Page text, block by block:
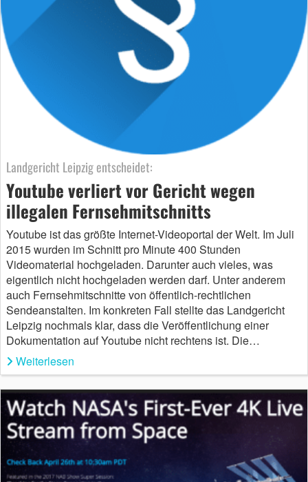
Landgericht Leipzig entscheidet:
Youtube verliert vor Gericht wegen
illegalen Fernsehmitschnitts
Youtube ist das größte Internet-Videoportal der Welt. Im Juli
2015 wurden im Schnitt pro Minute 400 Stunden
Videomaterial hochgeladen. Darunter auch vieles, was
eigentlich nicht hochgeladen werden darf. Unter anderem
auch Fernsehmitschnitte von öffentlich-rechtlichen
Sendeanstalten. Im konkreten Fall stellte das Landgericht
Leipzig nochmals klar, dass die Veröffentlichung einer
Dokumentation auf Youtube nicht rechtens ist. Die…
Weiterlesen